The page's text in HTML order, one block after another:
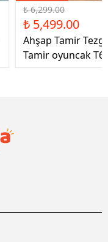
₺ 6,299.00
₺ 5,499.00
Ahşap Tamir
Tamir oyuncak